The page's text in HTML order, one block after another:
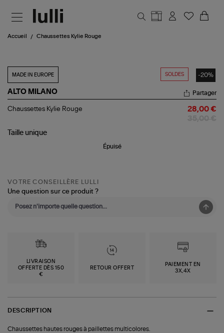
Accueil Chaussettes Kylie Rouge
SOLDES -20%
MADE IN EUROPE
ALTO MILANO
Chaussettes
Partager
Chaussettes Kylie Rouge 28,00 €
Taille unique
Épuisé
VOTRE CONSEILLÈRE LULLI
Une question sur ce produit ?
LIVRAISON
OFFERTE DÈS 150
€
RETOUR OFFERT
PAIEMENT EN
3X,4X
DESCRIPTION
Chaussettes hautes rouges à paillettes multicolores.